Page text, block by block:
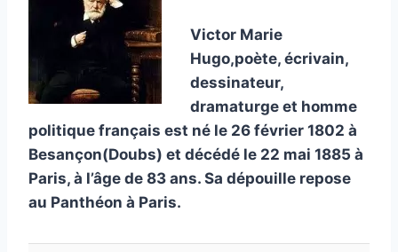
Victor Marie
Hugo,poète, écrivain,
dessinateur,
dramaturge et homme
politique français est né le 26 février 1802 à
Besançon(Doubs) et décédé le 22 mai 1885 à
Paris, à l’âge de 83 ans. Sa dépouille repose
au Panthéon à Paris.